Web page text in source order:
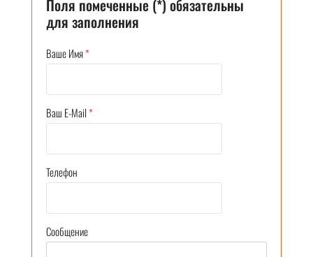
Поля помеченные (*) обязательны
для заполнения
Ваше Имя*
Ваш E-Mail*
Телефон
Сообщение